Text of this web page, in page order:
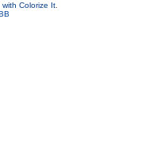
Colorize It.